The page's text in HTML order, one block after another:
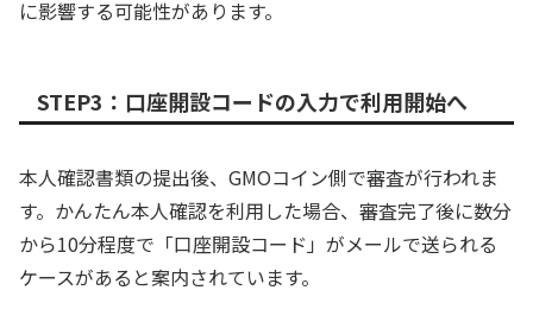
に影響する可能性があります。
STEP3：口座開設コードの入力で利用開始へ
本人確認書類の提出後、GMOコイン側で審査が行われま
す。かんたん本人確認を利用した場合、審査完了後に数分
から10分程度で「口座開設コード」がメールで送られる
ケースがあると案内されています。